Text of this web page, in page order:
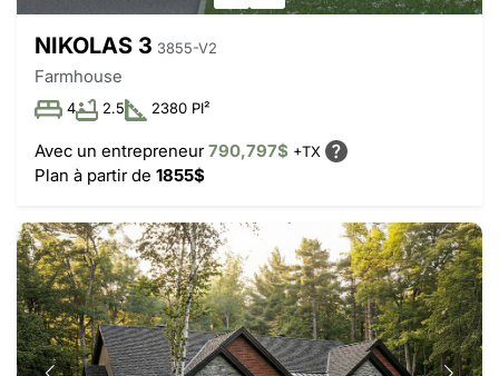
NIKOLAS 3 3855-V2
Farmhouse
4 2.5 2380 PI²
Avec un entrepreneur790,797$ +TX
Plan à partir de 1855$